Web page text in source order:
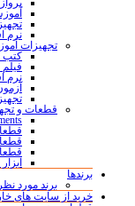
نرم
تجهیزات
کتب
نرم
قطعات و
برندها
برند مورد
خرید از سایت های